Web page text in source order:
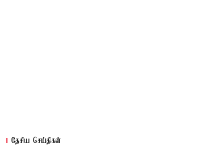
தேசிய செய்திகள்